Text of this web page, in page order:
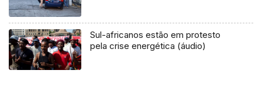
Sul-africanos estão em protesto
pela crise energética (áudio)